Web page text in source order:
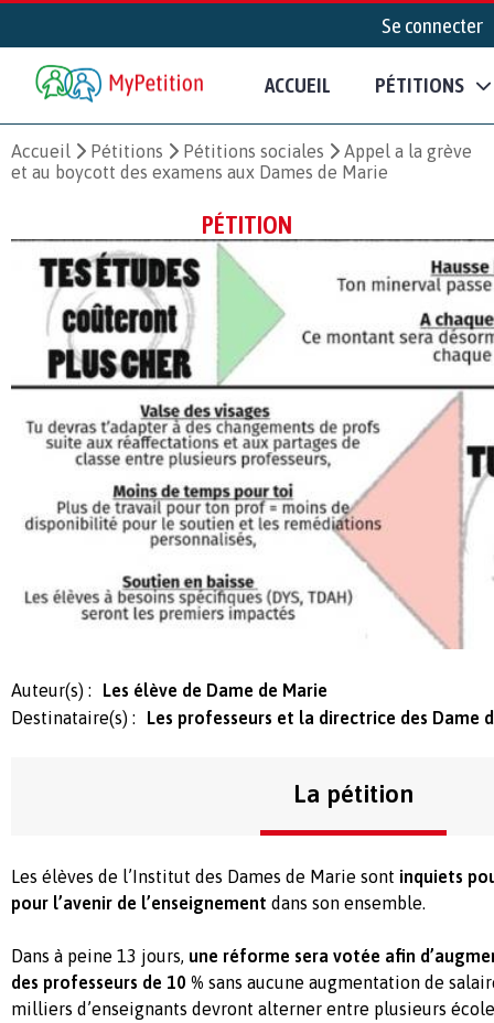
Se connecter
ACCUEIL PÉTITIONS
Accueil Pétitions Pétitions sociales
Appel a la grève
et au boycott des examens aux Dames de Marie
PÉTITION
Auteur(s) :
Les élève de Dame de Marie
Destinataire(s) :
Les professeurs et la directrice des Dame
La pétition
Les élèves de l’Institut des Dames de Marie sont inquiets
pour l’avenir de l’enseignement dans son ensemble.
Dans à peine 13 jours, une réforme sera votée afin
des professeurs de 10 % sans aucune augmentation de
milliers d’enseignants devront alterner entre plusieurs